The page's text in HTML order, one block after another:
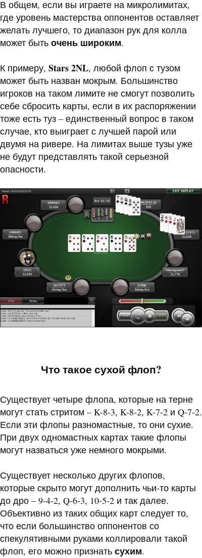
В общем, если вы играете на микролимитах,
где уровень мастерства оппонентов оставляет
желать лучшего, то диапазон рук для колла
может быть очень широким.
К примеру, Stars 2NL, любой флоп с тузом
может быть назван мокрым. Большинство
игроков на таком лимите не смогут позволить
себе сбросить карты, если в их распоряжении
тоже есть туз – единственный вопрос в таком
случае, кто выиграет с лучшей парой или
двумя на ривере. На лимитах выше тузы уже
не будут представлять такой серьезной
опасности.
Что такое сухой флоп?
Существует четыре флопа, которые на терне
могут стать стритом – K-8-3, K-8-2, K-7-2 и Q-7-2.
Если эти флопы разномастные, то они сухие.
При двух одномастных картах такие флопы
могут назваться уже немного мокрыми.
Существует несколько других флопов,
которые скрыто могут дополнить чьи-то карты
до дро – 9-4-2, Q-6-3, 10-5-2 и так далее.
Объективно из таких общих карт следует то,
что если большинство оппонентов со
спекулятивными руками коллировали такой
флоп, его можно признать сухим.